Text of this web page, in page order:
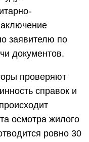
заявителю по
документов.
проверяют
справок и
осмотра жилого
ровно 30